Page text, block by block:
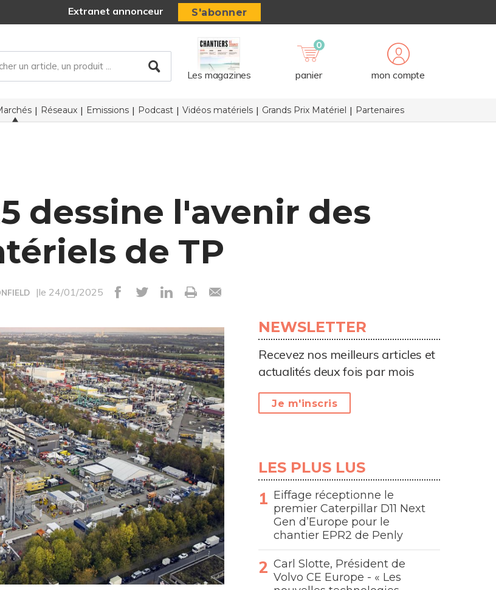
Extranet annonceur S'abonner
Les magazines
0
panier mon compte
Réseaux Emissions Podcast Vidéos matériels Grands Prix Matériel Partenaires
dessine l'avenir des
de TP
|le 24/01/2025
NEWSLETTER
Recevez nos meilleurs articles et
actualités deux fois par mois
Je m'inscris
LES PLUS LUS
Eiffage réceptionne le
premier Caterpillar D11 Next
Gen d’Europe pour le
chantier EPR2 de Penly
Carl Slotte, Président de
Volvo CE Europe - « Les